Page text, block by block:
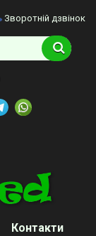
Зворотній дзвінок
Контакти